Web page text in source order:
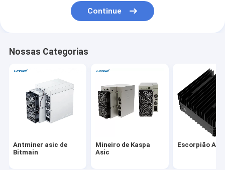
Mineiro de Jas
mineiro do iBeLink
Mineiro Graphic Card
Mineração do disco rígido
Continue
Nossas Categorias
Antminer asic de
Bitmain
Mineiro de Kaspa
Asic
Escorpião